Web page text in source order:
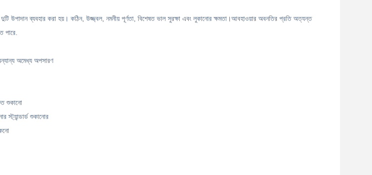
দুটি উপাদান ব্যবহার করা হয়। কঠিন, উজ্জ্বল, নমনীয় পূর্ণতা, বিশেষত ভাল সুরক্ষা এবং লুকানোর ক্ষমতা।আবহাওয়ার অবনতির প্রতি অত্যন্ত
পারে.
অমেধ্য অপসারণ
শুকানো
স্ট্যান্ডার্ড শুকানোর